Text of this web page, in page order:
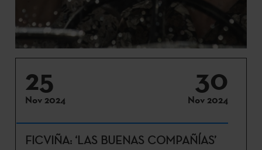
25
Nov 2024
30
Nov 2024
FICVIÑA: ‘LAS BUENAS COMPAÑÍAS’